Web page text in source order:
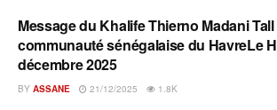
A L'INSTANT
Message du Khalife Thierno Madani Tall
communauté sénégalaise du HavreLe
décembre 2025
BY ASSANE 21/12/2025 1.8K